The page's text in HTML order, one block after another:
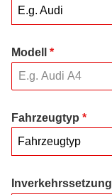
E.g. Audi
Modell *
Fahrzeugtyp *
Fahrzeugtyp
Inverkehrssetzung